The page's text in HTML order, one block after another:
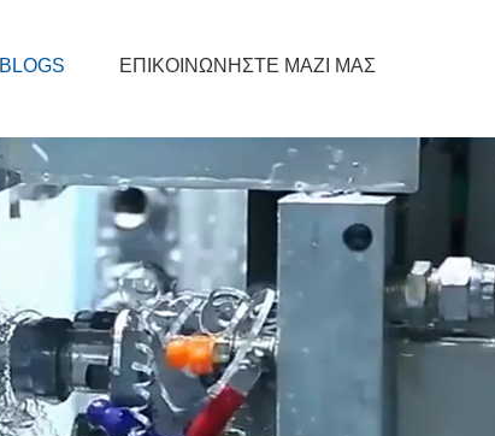
BLOGS ΕΠΙΚΟΙΝΩΝΗΣΤΕ ΜΑΖΙ ΜΑΣ